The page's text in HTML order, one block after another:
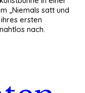
„Niemals satt und
ersten
nach.